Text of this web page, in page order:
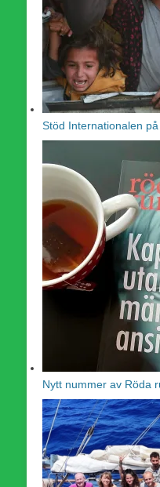
Stöd Internationalen
Nytt nummer av Röda